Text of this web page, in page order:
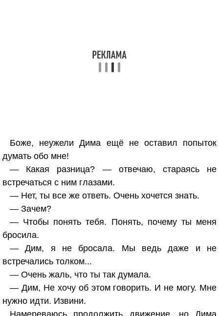
Боже, неужели Дима ещё не оставил попыток
думать обо мне!
— Какая разница? — отвечаю, стараясь не
встречаться с ним глазами.
— Нет, ты все же ответь. Очень хочется знать.
— Зачем?
— Чтобы понять тебя. Понять, почему ты меня
бросила.
— Дим, я не бросала. Мы ведь даже и не
встречались толком...
— Очень жаль, что ты так думала.
— Дим, Не хочу об этом говорить. И не могу. Мне
нужно идти. Извини.
Намереваюсь продолжить движение, но Дима